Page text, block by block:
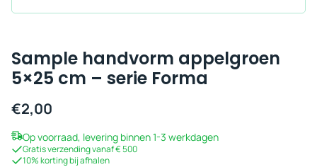
Sample handvorm appelgroen
5×25 cm – serie Forma
€2,00
Op voorraad, levering binnen 1-3 werkdagen
Gratis verzending vanaf € 500
10% korting bij afhalen